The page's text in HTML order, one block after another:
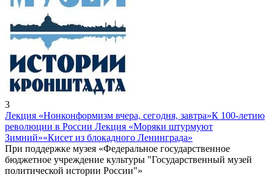
3
Лекция «Нонконформизм вчера, сегодня, завтра»К 100-летию
революции в России Лекция «Моряки штурмуют
Зимний»«Кисет из блокадного Ленинграда»
При поддержке музея «Федеральное государственное
бюджетное учреждение культуры "Государственный музей
политической истории России"»